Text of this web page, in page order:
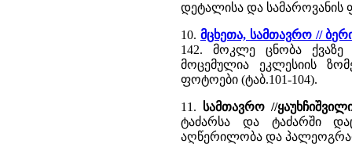
დეტალისა და სამაროვანის
10. მცხეთა, სამთავრო //
142. მოკლე ცნობა ქვაზე
მოცემულია ეკლესიის
ფოტოები (ტაბ.101-104).
11. სამთავრო //
ტაძარსა და ტაძარში
აღწერილობა და